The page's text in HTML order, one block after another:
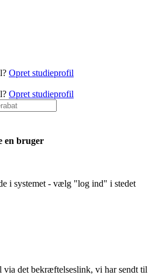
Opret studieprofil
Opret studieprofil
en bruger
i systemet - vælg "log ind" i stedet
det bekræftelseslink, vi har sendt til